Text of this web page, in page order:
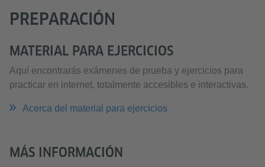
PREPARACIÓN
MATERIAL PARA EJERCICIOS
Aquí encontrarás exámenes de prueba y ejercicios para
practicar en internet, totalmente accesibles e interactivas.
Acerca del material para ejercicios
MÁS INFORMACIÓN